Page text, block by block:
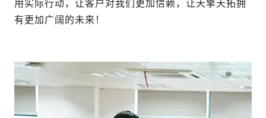
用实际行动，让客户对我们更加信赖，让天擎天拓拥
有更加广阔的未来！